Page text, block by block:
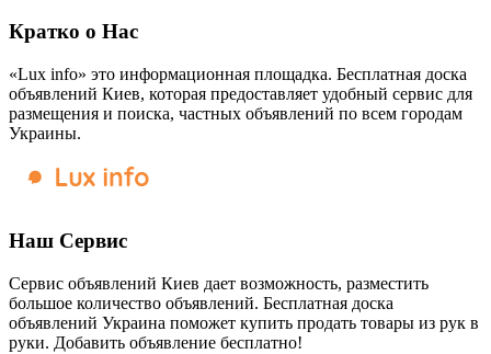
Кратко о Нас
«Lux info» это информационная площадка. Бесплатная доска
объявлений Киев, которая предоставляет удобный сервис для
размещения и поиска, частных объявлений по всем городам
Украины.
Наш Сервис
Сервис объявлений Киев дает возможность, разместить
большое количество объявлений. Бесплатная доска
объявлений Украина поможет купить продать товары из рук в
руки. Добавить объявление бесплатно!